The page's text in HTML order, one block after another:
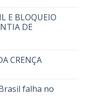
E BLOQUEIO
DE
CRENÇA
falha no